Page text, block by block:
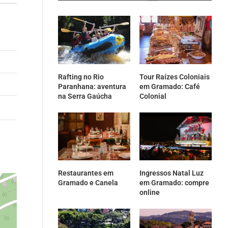
Rafting no Rio
Paranhana: aventura
na Serra Gaúcha
Tour Raízes Coloniais
em Gramado: Café
Colonial
Restaurantes em
Gramado e Canela
Ingressos Natal Luz
em Gramado: compre
online